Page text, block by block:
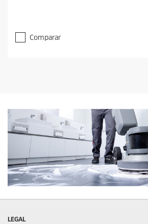
Comparar
LEGAL